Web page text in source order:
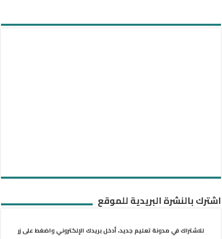
اشترك بالنشرة البريدية للموقع
للاشتراك في مدونة تعليم جديد، أدخل بريدك الإلكتروني واضغط على زر